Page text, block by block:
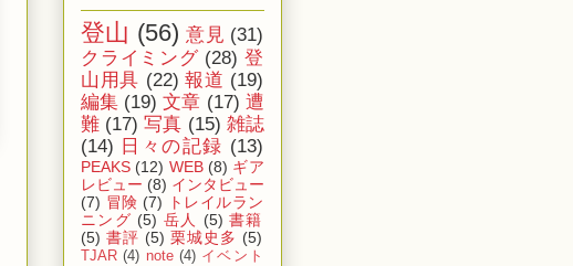
登山 (56) 意見 (31)
クライミング (28) 登
山用具 (22) 報道 (19)
編集 (19) 文章 (17) 遭
難 (17) 写真 (15) 雑誌
(14) 日々の記録 (13)
PEAKS (12) WEB (8) ギア
レビュー (8) インタビュー
(7) 冒険 (7)
トレイルラン
ニング (5) 岳人 (5) 書籍
(5) 書評 (5) 栗城史多 (5)
TJAR (4) note (4) イベント